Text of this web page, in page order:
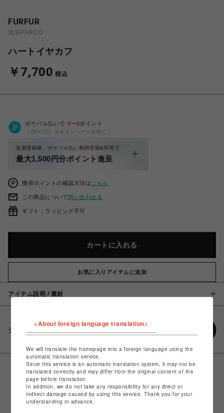
FURFUR
渋谷PARCO
ハートイヤカフ
￥7,700 税込
ポケパル払いで 0〜0ポイント
（1P=1円）※キャンペーン分除く
会員登録後、ポケパル払い初回登録&利用で
最大1,500円分ポイント進呈
獲得ポイントの確認方法は こちら
この商品について問い合わせる
ギフト：ラッピング不可
カートに入れる
お気に入りアイテムに追加
アイテム説明 / 素材
シェアする
<About foreign language translation>
We will translate the homepage into a foreign language using the
automatic translation service.
Since this service is an automatic translation system, it may not be
translated correctly and may differ from the original content of the
page before translation.
In addition, we do not take any responsibility for any direct or
indirect damage caused by using this service. Thank you for your
understanding in advance.